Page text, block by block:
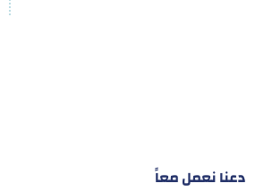
دعنا نعمل معاً